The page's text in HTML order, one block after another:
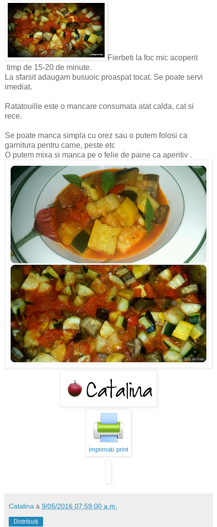
Fierbeti la foc mic acoperit
timp de 15-20 de minute.
La sfarsit adaugam busuoic proaspat tocat. Se poate servi
imediat.
Ratatouille este o mancare consumata atat calda, cat si
rece.
Se poate manca simpla cu orez sau o putem folosi ca
garnitura pentru carne, peste etc
O putem mixa si manca pe o felie de paine ca aperitiv .
imprimati print
Catalina à 9/05/2016 07:59:00 a.m.
Distribuiți